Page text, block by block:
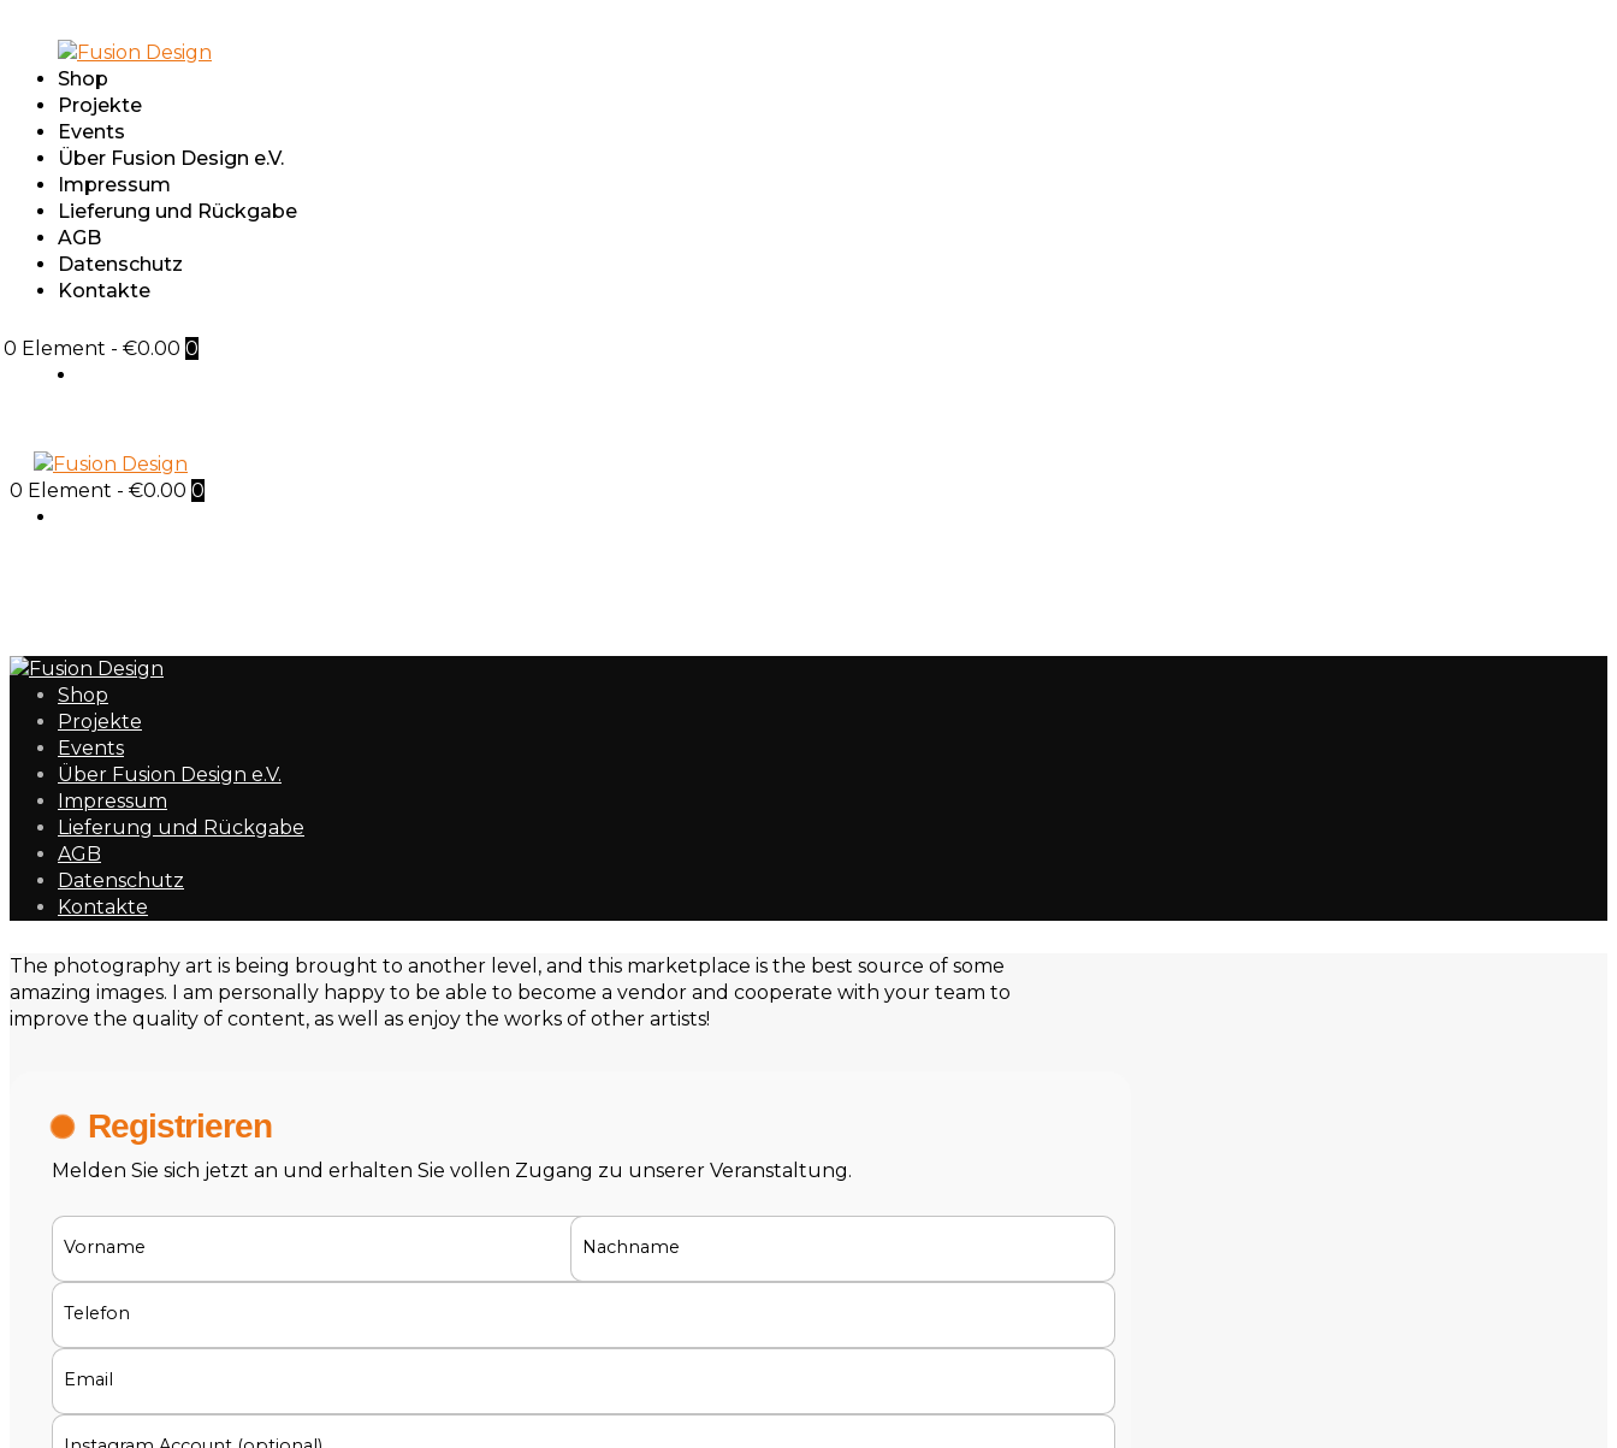
Shop
Projekte
Events
Über Fusion Design e.V.
Impressum
Lieferung und Rückgabe
AGB
Datenschutz
Kontakte
0 Element - €0.00 0
0 Element - €0.00 0
Shop
Projekte
Events
Über Fusion Design e.V.
Impressum
Lieferung und Rückgabe
AGB
Datenschutz
Kontakte
The photography art is being brought to another level, and this marketplace is the best source of some
amazing images. I am personally happy to be able to become a vendor and cooperate with your team to
improve the quality of content, as well as enjoy the works of other artists!
Registrieren
Melden Sie sich jetzt an und erhalten Sie vollen Zugang zu unserer Veranstaltung.
Vorname Nachname
Telefon
Email